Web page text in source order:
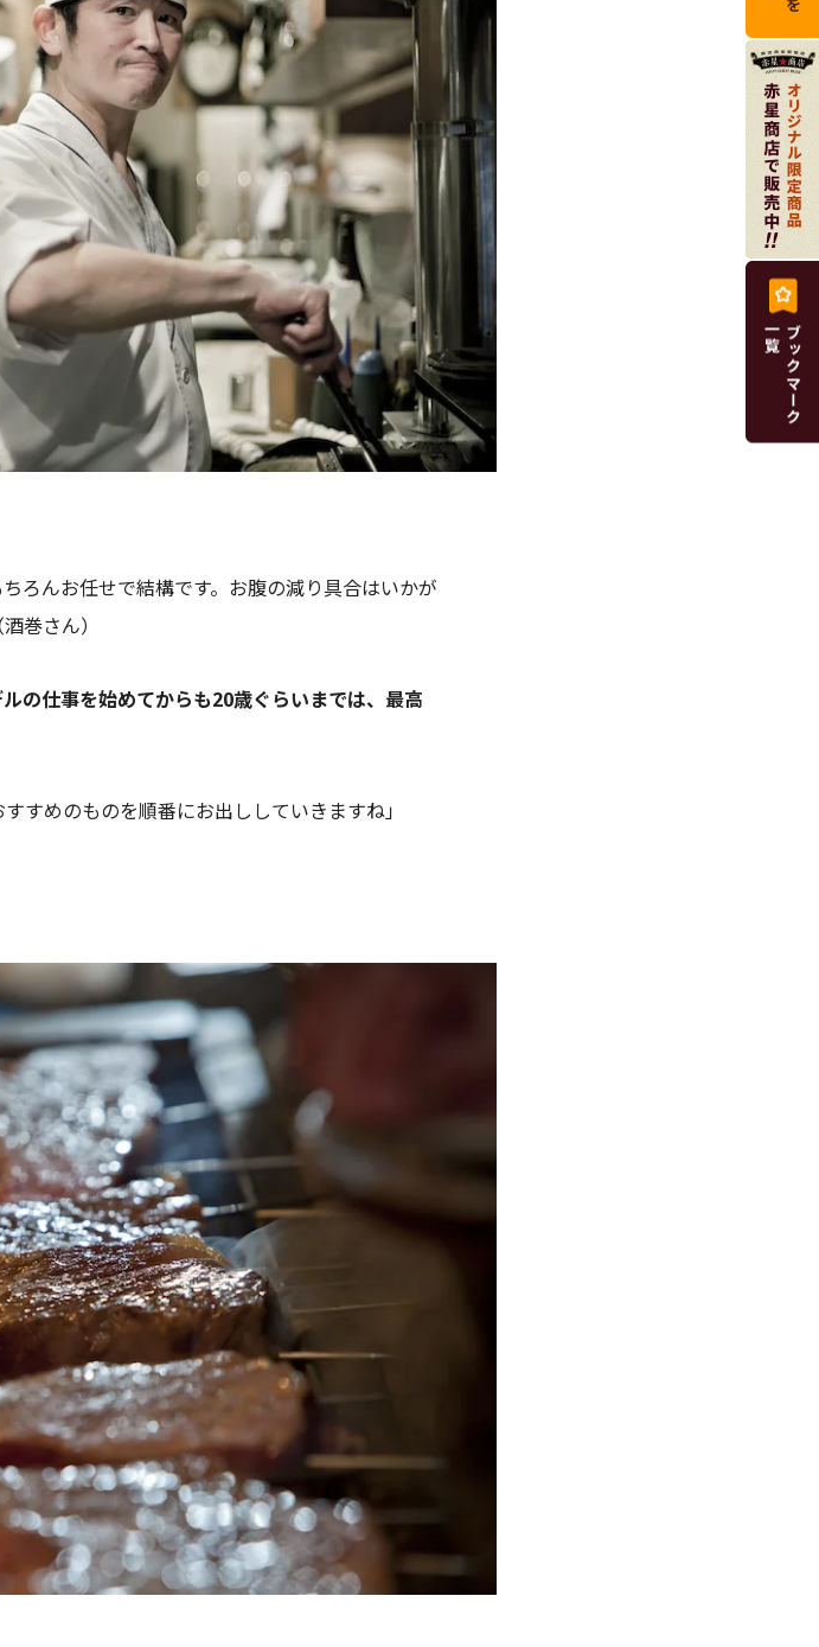
ろんお任せで結構です。お腹の減り具合はいかが
巻さん）
の仕事を始めてからも20歳ぐらいまでは、最高
すめのものを順番にお出ししていきますね」